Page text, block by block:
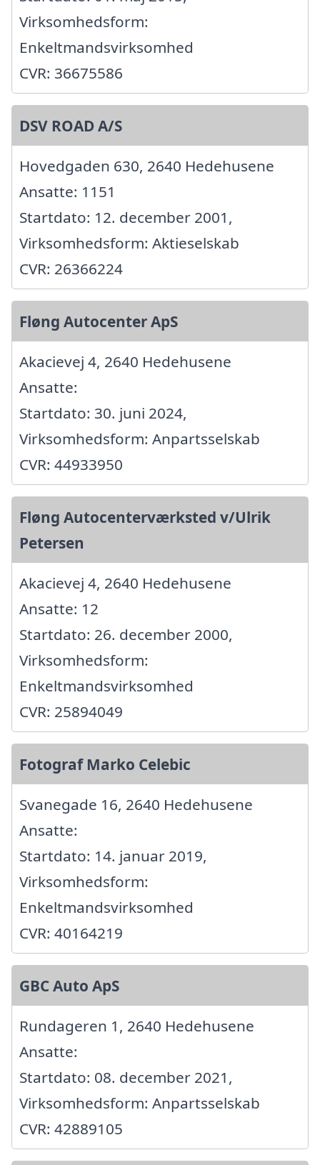
Virksomhedsform:
Enkeltmandsvirksomhed
CVR: 36675586
DSV ROAD A/S
Hovedgaden 630, 2640 Hedehusene
Ansatte: 1151
Startdato: 12. december 2001,
Virksomhedsform: Aktieselskab
CVR: 26366224
Fløng Autocenter ApS
Akacievej 4, 2640 Hedehusene
Ansatte:
Startdato: 30. juni 2024,
Virksomhedsform: Anpartsselskab
CVR: 44933950
Fløng Autocenterværksted v/Ulrik
Petersen
Akacievej 4, 2640 Hedehusene
Ansatte: 12
Startdato: 26. december 2000,
Virksomhedsform:
Enkeltmandsvirksomhed
CVR: 25894049
Fotograf Marko Celebic
Svanegade 16, 2640 Hedehusene
Ansatte:
Startdato: 14. januar 2019,
Virksomhedsform:
Enkeltmandsvirksomhed
CVR: 40164219
GBC Auto ApS
Rundageren 1, 2640 Hedehusene
Ansatte:
Startdato: 08. december 2021,
Virksomhedsform: Anpartsselskab
CVR: 42889105